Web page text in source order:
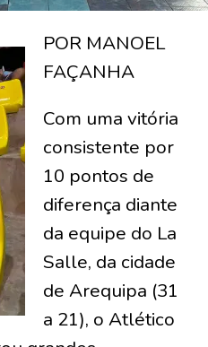
POR MANOEL
FAÇANHA
Com uma vitória
consistente por
10 pontos de
diferença diante
da equipe do La
Salle, da cidade
de Arequipa (31
a 21), o Atlético